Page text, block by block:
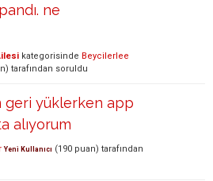
ne
kategorisinde Beycilerlee
tarafından soruldu
geri yüklerken app
alıyorum
Yeni Kullanıcı (190 puan) tarafından